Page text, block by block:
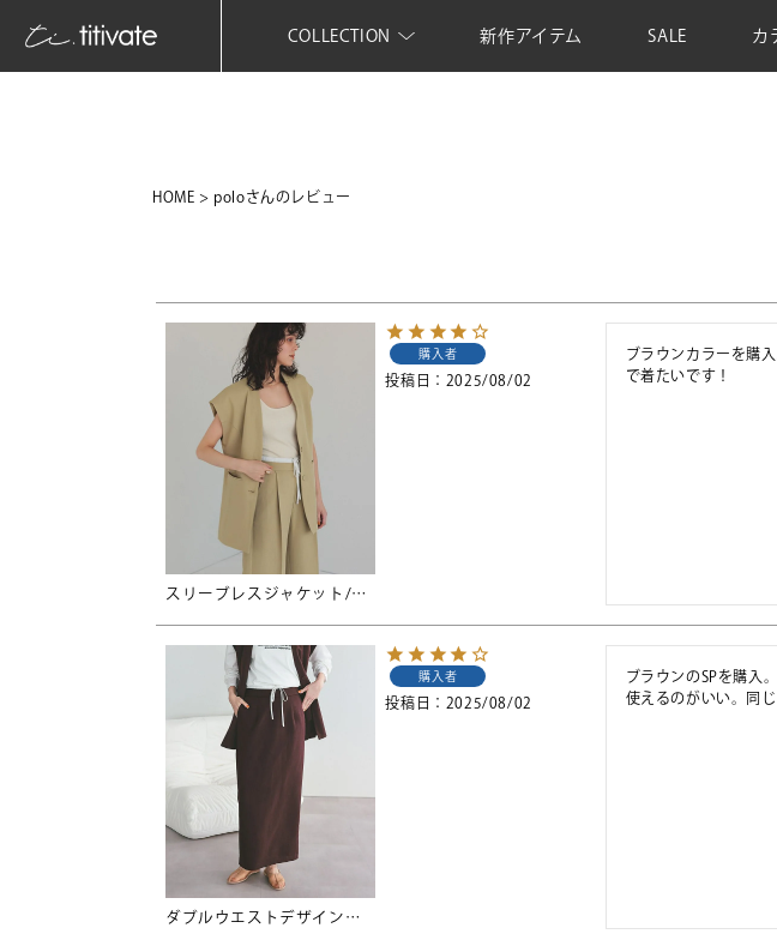
COLLECTION 新作アイテム SALE カ
HOME poloさんのレビュー
スリーブレスジャケット/ジレ
購入者
投稿日 2025/08/02
ブラウンカラーを購
で着たいです！
ダブルウエストデザインタイトスカート
購入者
投稿日 2025/08/02
ブラウンのSPを購入
使えるのがいい。同